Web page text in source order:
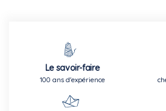
Le savoir-faire
100 ans d'expérience